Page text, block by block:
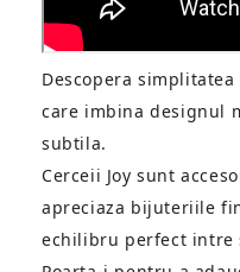
Descopera
care imbina designul
subtila.
Cerceii Joy sunt
apreciaza bijuteriile
echilibru perfect intre